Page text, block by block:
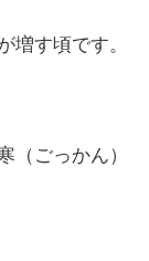
す頃です。
ごっかん）